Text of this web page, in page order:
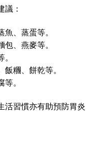
議：
、蒸蛋等。
、燕麥等。
糰、餅乾等。
。
活習慣亦有助預防胃炎